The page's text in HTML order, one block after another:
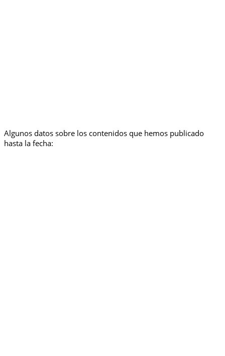
Algunos datos sobre los contenidos que hemos publicado
hasta la fecha: